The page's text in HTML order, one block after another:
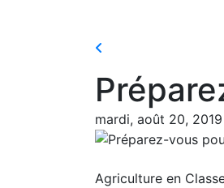
mardi, août 20, 2019
Agriculture en